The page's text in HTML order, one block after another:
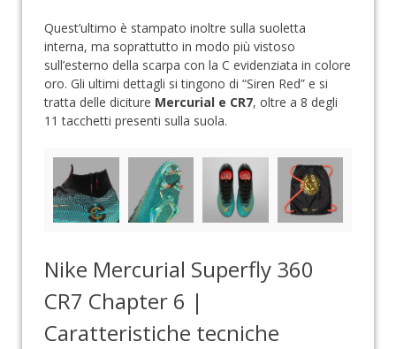
Quest’ultimo è stampato inoltre sulla suoletta
interna, ma soprattutto in modo più vistoso
sull’esterno della scarpa con la C evidenziata in colore
oro. Gli ultimi dettagli si tingono di “Siren Red” e si
tratta delle diciture Mercurial e CR7, oltre a 8 degli
11 tacchetti presenti sulla suola.
Nike Mercurial Superfly 360
CR7 Chapter 6 |
Caratteristiche tecniche